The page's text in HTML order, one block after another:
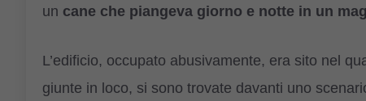
un cane che piangeva giorno e notte in un
L’edificio, occupato abusivamente, era sito nel
giunte in loco, si sono trovate davanti uno